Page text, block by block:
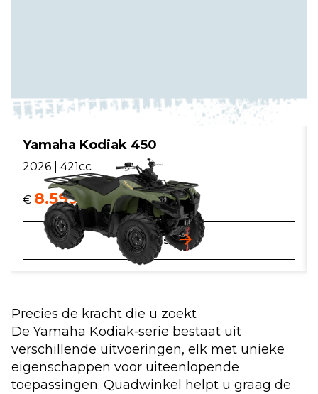
Yamaha Kodiak 450
2026 | 421cc
€ 8.599,- incl. btw.
Details
Precies de kracht die u zoekt
De Yamaha Kodiak‑serie bestaat uit
verschillende uitvoeringen, elk met unieke
eigenschappen voor uiteenlopende
toepassingen. Quadwinkel helpt u graag de